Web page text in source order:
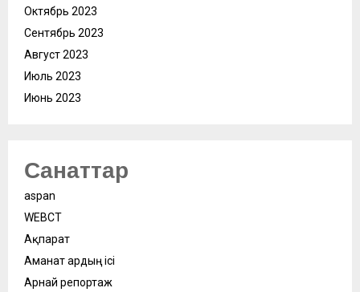
Октябрь 2023
Сентябрь 2023
Август 2023
Июль 2023
Июнь 2023
Санаттар
aspan
WEBСӘТ
Ақпарат
Аманат ардың ісі
Арнай репортаж